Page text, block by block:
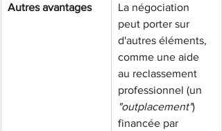
Autres avantages
La négociation
peut porter sur
d'autres éléments,
comme une aide
au reclassement
professionnel (un
"outplacement")
financée par